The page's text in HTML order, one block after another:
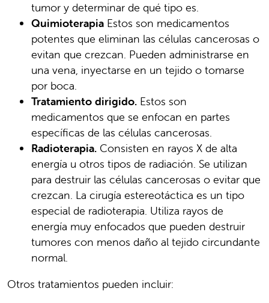
tumor y determinar de qué tipo es.
Quimioterapia Estos son medicamentos
potentes que eliminan las células cancerosas o
evitan que crezcan. Pueden administrarse en
una vena, inyectarse en un tejido o tomarse
por boca.
Tratamiento dirigido. Estos son
medicamentos que se enfocan en partes
específicas de las células cancerosas.
Radioterapia. Consisten en rayos X de alta
energía u otros tipos de radiación. Se utilizan
para destruir las células cancerosas o evitar que
crezcan. La cirugía estereotáctica es un tipo
especial de radioterapia. Utiliza rayos de
energía muy enfocados que pueden destruir
tumores con menos daño al tejido circundante
normal.
Otros tratamientos pueden incluir: